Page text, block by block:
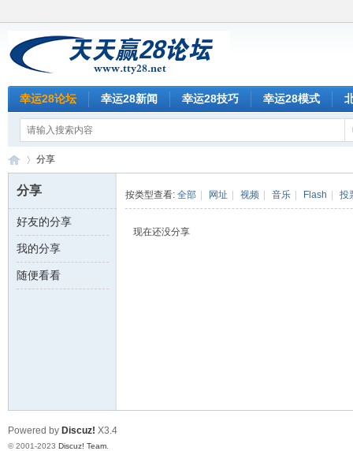
幸运28论坛 幸运28新闻 幸运28技巧 幸运28模式
天 ›
分享
分享
好友的分享
我的分享
随便看看
按类型查看: 全部 网址 视频 音乐 Flash 投
现在还没分享
Powered by Discuz! X3.4
© 2001-2023 Discuz! Team